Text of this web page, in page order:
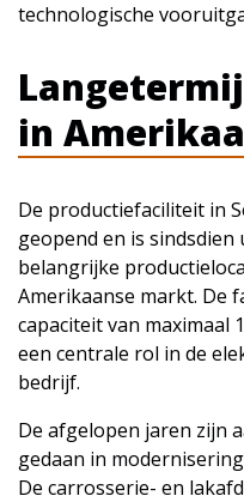
technologische
in
De productiefaciliteit in
geopend en is
belangrijke
Amerikaanse markt. De
capaciteit van maximaal
een centrale rol in de
bedrijf.
De afgelopen jaren zijn
gedaan in
De carrosserie- en